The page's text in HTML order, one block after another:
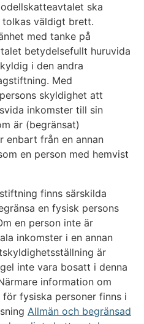
ska
tolkas väldigt brett.
med tanke på
betydelsefullt huruvida
i den andra
Med
skyldighet att
inkomster till sin
är (begränsat)
enbart från en annan
en person med hemvist
finns särskilda
en fysisk persons
en person inte är
inkomster i en annan
är
inte vara bosatt i denna
information om
fysiska personer finns i
Allmän och begränsad